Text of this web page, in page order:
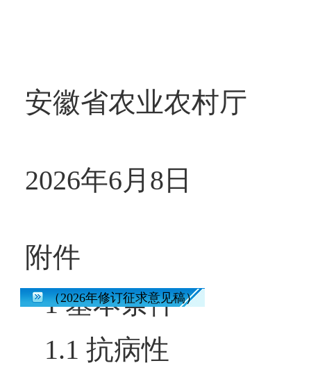
安徽省农业农村厅
2026年6月8日
附件
安徽省棉花品种审定标准
（2026年修订征求意见稿）
1 基本条件
1.1 抗病性